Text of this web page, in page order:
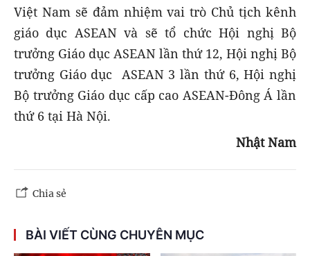
Việt Nam sẽ đảm nhiệm vai trò Chủ tịch kênh
giáo dục ASEAN và sẽ tổ chức Hội nghị Bộ
trưởng Giáo dục ASEAN lần thứ 12, Hội nghị Bộ
trưởng Giáo dục ASEAN 3 lần thứ 6, Hội nghị
Bộ trưởng Giáo dục cấp cao ASEAN-Đông Á lần
thứ 6 tại Hà Nội.
Nhật Nam
Chia sẻ
BÀI VIẾT CÙNG CHUYÊN MỤC